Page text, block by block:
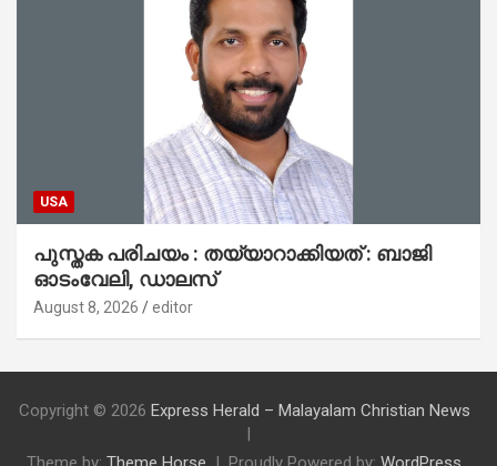
USA
പുസ്തക പരിചയം : തയ്യാറാക്കിയത് : ബാജി
ഓടംവേലി, ഡാലസ്
August 8, 2026 editor
Copyright © 2026 Express Herald – Malayalam Christian News